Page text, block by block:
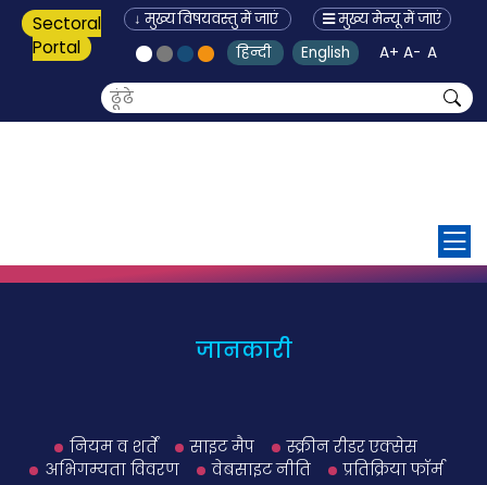
Sectoral
Portal
↓ मुख्य विषयवस्तु में जाएं
मुख्य मेन्यू में जाएं
हिन्दी
English A+ A- A
जानकारी
नियम व शर्तें साइट मैप
स्क्रीन रीडर एक्सेस
अभिगम्यता विवरण
वेबसाइट नीति प्रतिक्रिया फॉर्म